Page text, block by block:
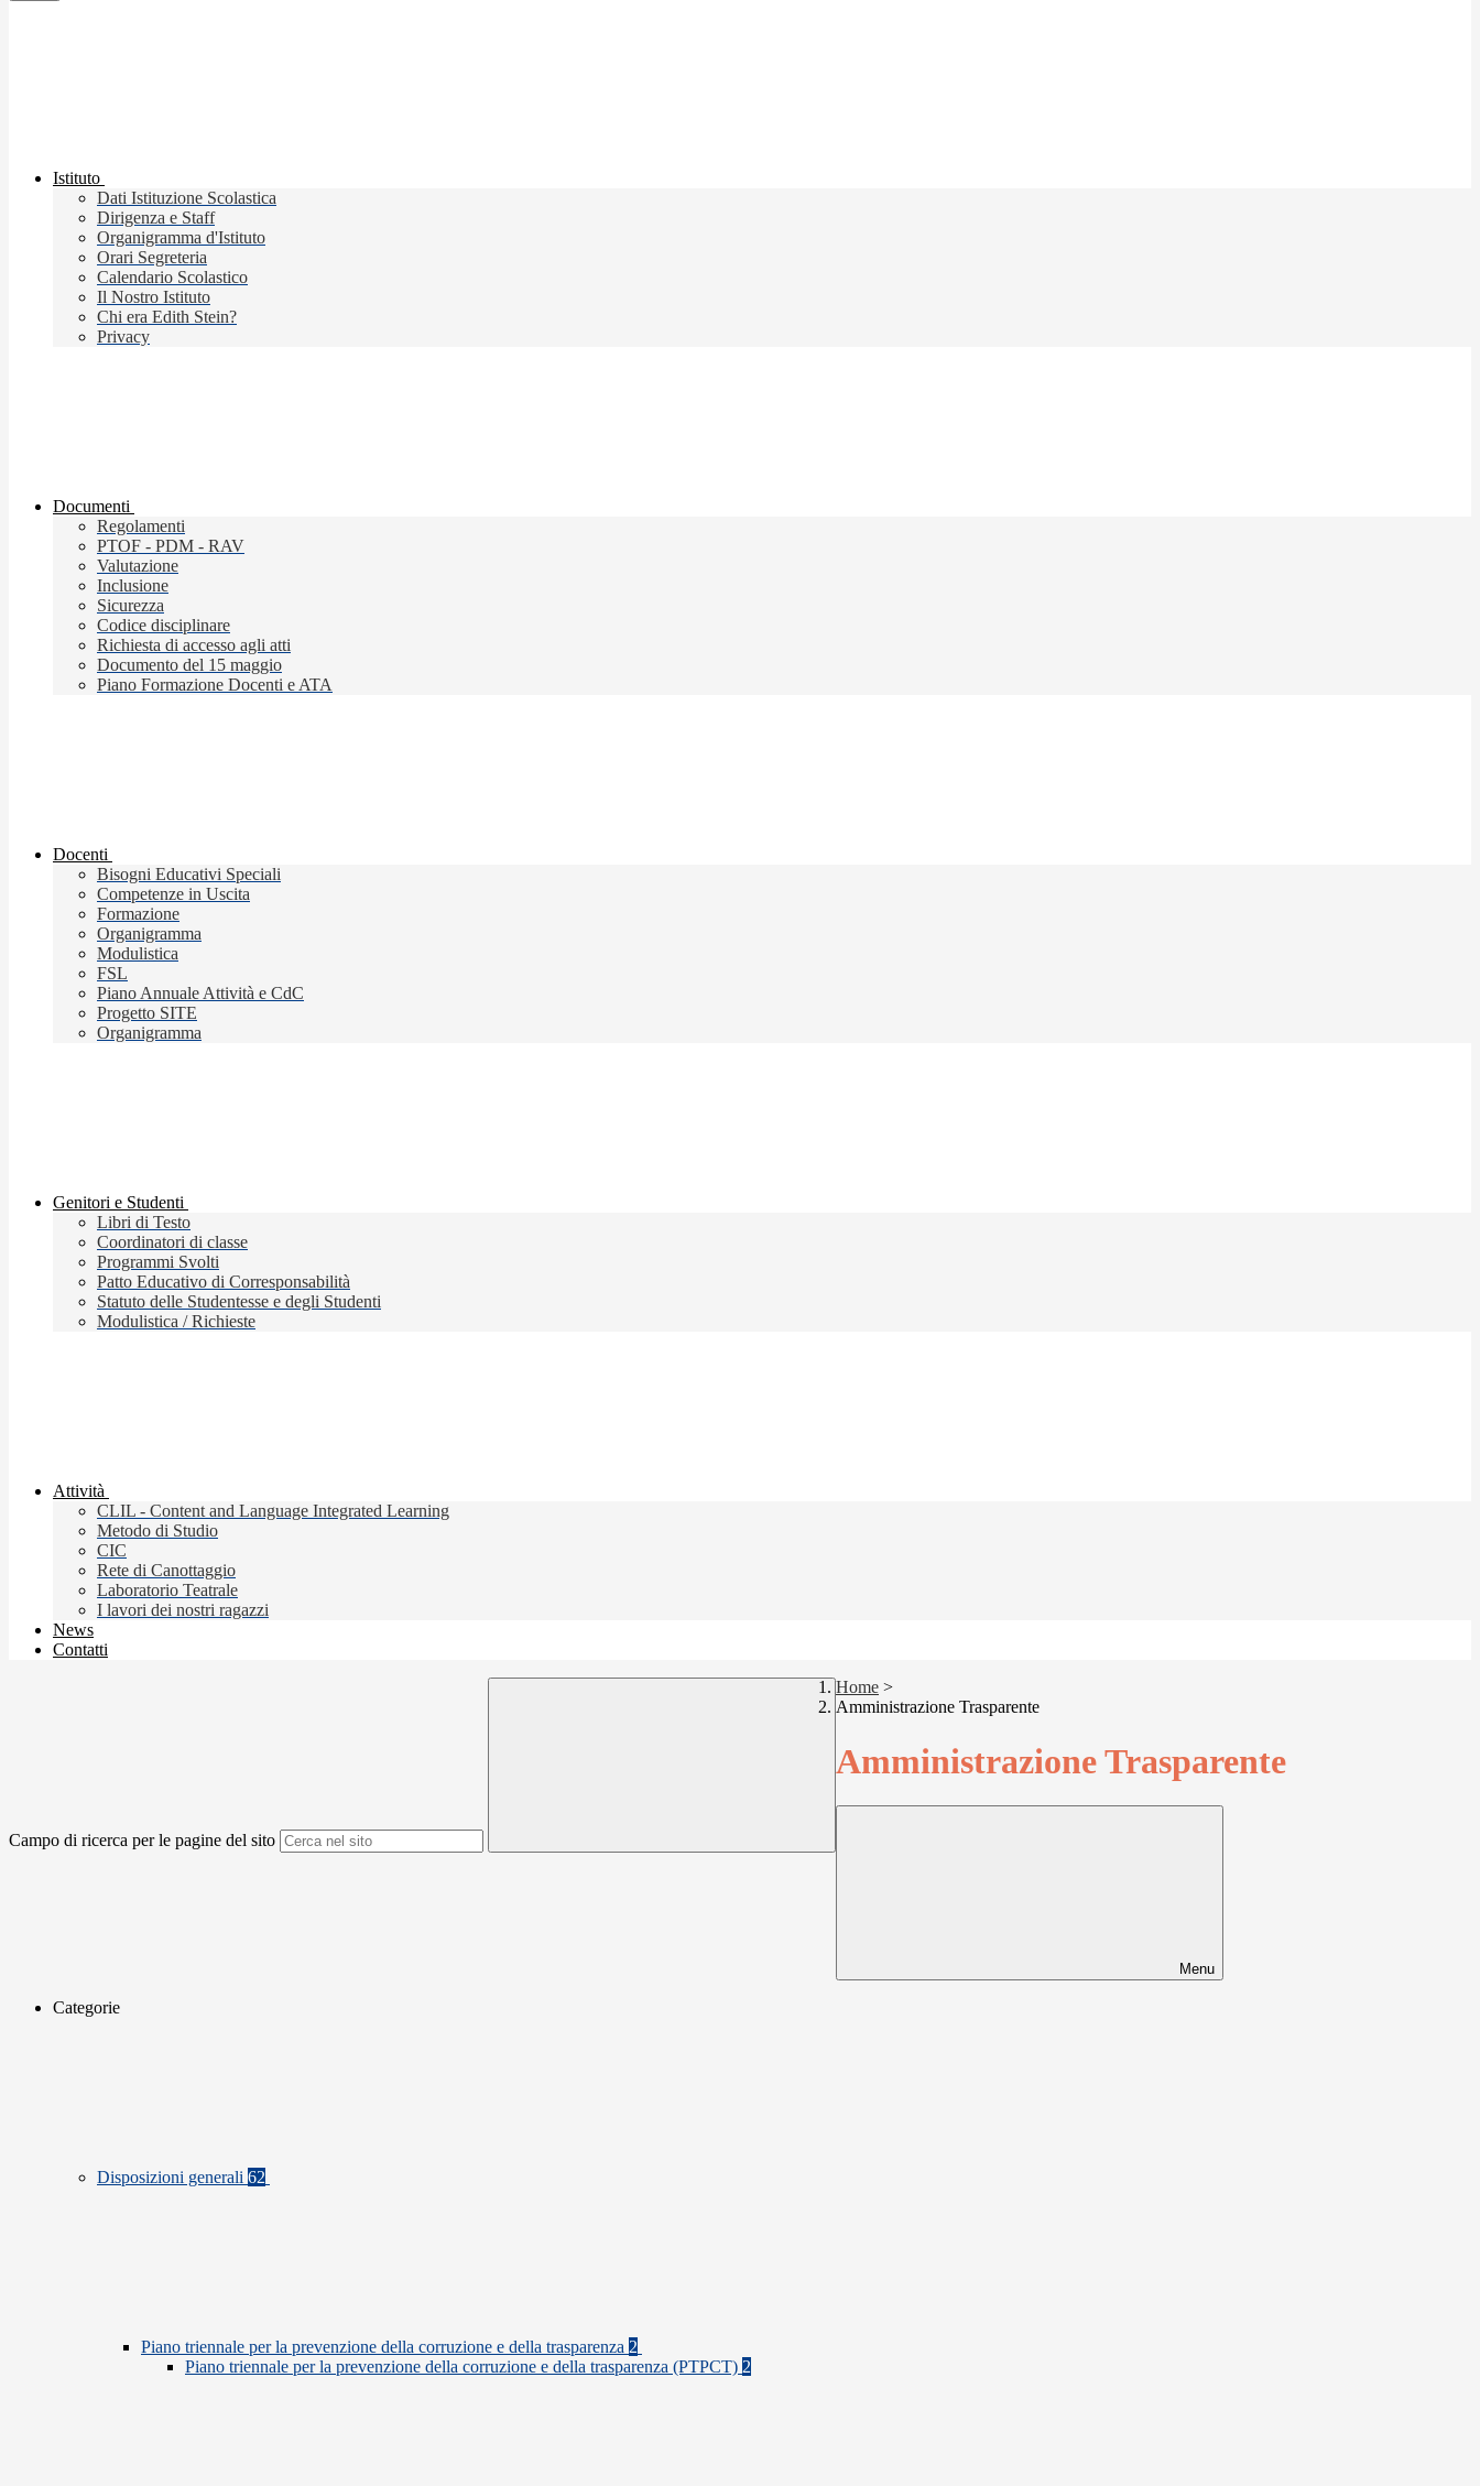
Istituto
Dati Istituzione Scolastica
Dirigenza e Staff
Organigramma d'Istituto
Orari Segreteria
Calendario Scolastico
Il Nostro Istituto
Chi era Edith Stein?
Privacy
Documenti
Regolamenti
PTOF - PDM - RAV
Valutazione
Inclusione
Sicurezza
Codice disciplinare
Richiesta di accesso agli atti
Documento del 15 maggio
Piano Formazione Docenti e ATA
Docenti
Bisogni Educativi Speciali
Competenze in Uscita
Formazione
Organigramma
Modulistica
FSL
Piano Annuale Attività e CdC
Progetto SITE
Organigramma
Genitori e Studenti
Libri di Testo
Coordinatori di classe
Programmi Svolti
Patto Educativo di Corresponsabilità
Statuto delle Studentesse e degli Studenti
Modulistica / Richieste
Attività
CLIL - Content and Language Integrated Learning
Metodo di Studio
CIC
Rete di Canottaggio
Laboratorio Teatrale
I lavori dei nostri ragazzi
News
Contatti
Campo di ricerca per le pagine del sito
Home >
Amministrazione Trasparente
Amministrazione Trasparente
Menu
Categorie
Disposizioni generali 62
Piano triennale per la prevenzione della corruzione e della trasparenza 2
Piano triennale per la prevenzione della corruzione e della trasparenza (PTPCT) 2